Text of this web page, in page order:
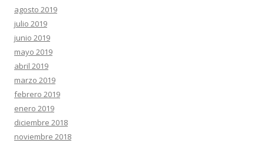
agosto 2019
julio 2019
junio 2019
mayo 2019
abril 2019
marzo 2019
febrero 2019
enero 2019
diciembre 2018
noviembre 2018